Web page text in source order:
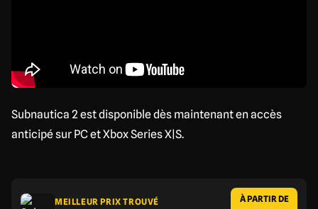
Subnautica 2 est disponible dès maintenant en accès
anticipé sur PC et Xbox Series X|S.
MEILLEUR PRIX TROUVÉ À PARTIR DE